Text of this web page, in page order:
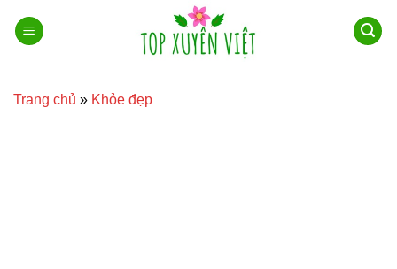
qua
Trang chủ » Khỏe đẹp